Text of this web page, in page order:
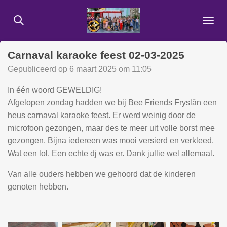
direct
hoofdinhoud
Carnaval karaoke feest 02-03-2025
Gepubliceerd op 6 maart 2025 om 11:05
In één woord GEWELDIG!
Afgelopen zondag hadden we bij Bee Friends Fryslân een
heus carnaval karaoke feest. Er werd weinig door de
microfoon gezongen, maar des te meer uit volle borst mee
gezongen. Bijna iedereen was mooi versierd en verkleed.
Wat een lol. Een echte dj was er. Dank jullie wel allemaal.
Van alle ouders hebben we gehoord dat de kinderen
genoten hebben.